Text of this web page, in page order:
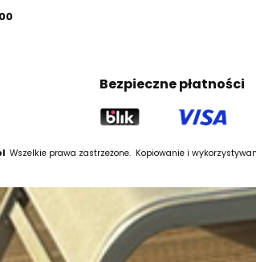
Bezpieczne płatności
Wszelkie prawa zastrzeżone. Kopiowanie i